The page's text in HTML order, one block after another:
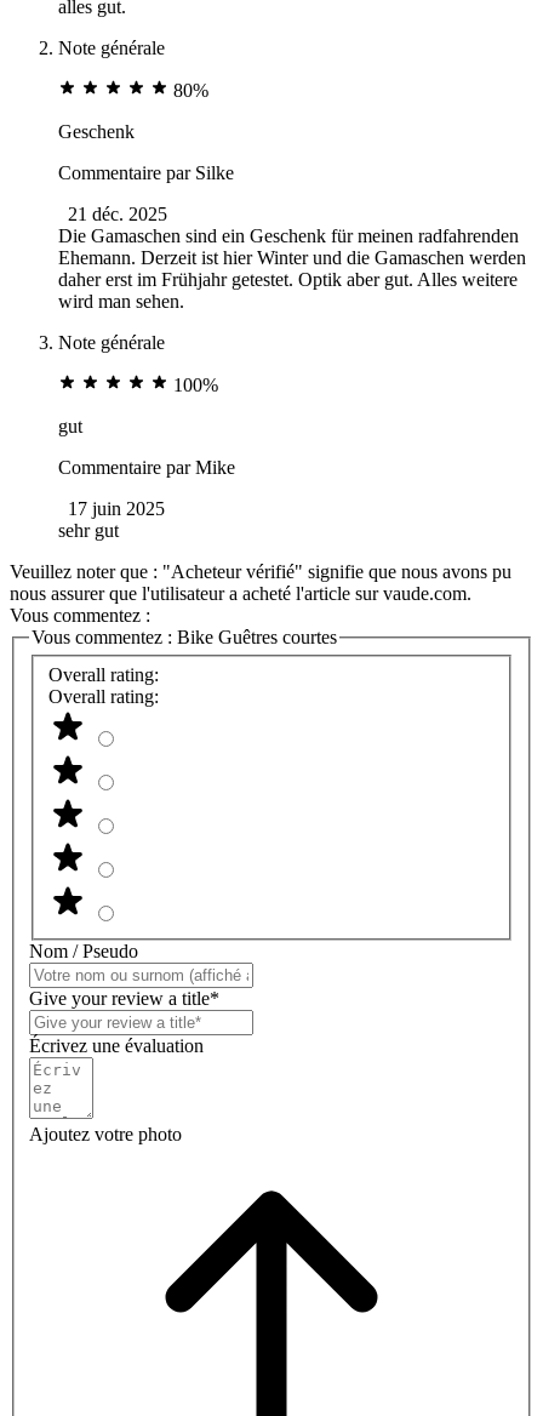
alles gut.
Note générale
80%
Geschenk
Commentaire par Silke
21 déc. 2025
Die Gamaschen sind ein Geschenk für meinen radfahrenden
Ehemann. Derzeit ist hier Winter und die Gamaschen werden
daher erst im Frühjahr getestet. Optik aber gut. Alles weitere
wird man sehen.
Note générale
100%
gut
Commentaire parMike
17 juin 2025
sehr gut
Veuillez noter que : "Acheteur vérifié" signifie que nous avons pu
nous assurer que l'utilisateur a acheté l'article sur vaude.com.
Vous commentez :
Vous commentez : Bike Guêtres courtes
Overall rating:
Overall rating:
Nom / Pseudo
Give your review a title*
Écrivez une évaluation
Ajoutez votre photo